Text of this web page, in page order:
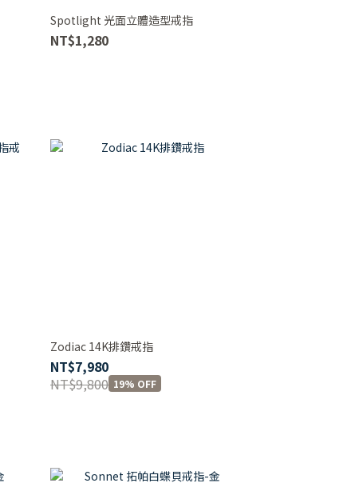
Spotlight 光面立體造型戒指
NT$1,280
Zodiac 14K排鑽戒指
NT$7,980
NT$9,800 19% OFF